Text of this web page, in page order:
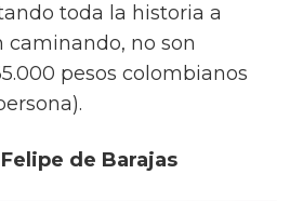
toda la historia a
caminando, no son
pesos colombianos
de Barajas